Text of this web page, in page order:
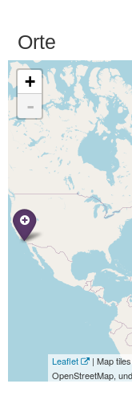
Orte
+
-
Leaflet
| Map
OpenStreetMap,